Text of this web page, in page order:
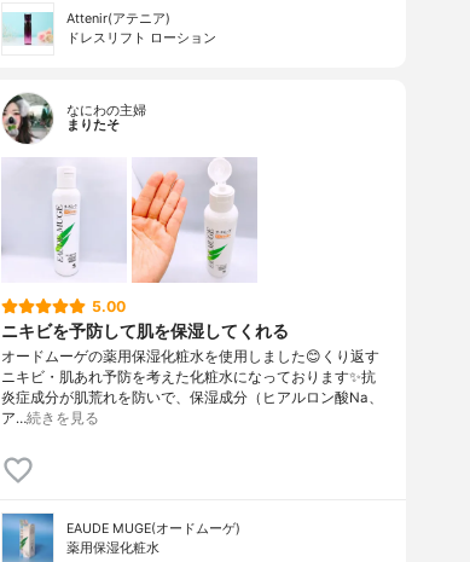
Attenir(アテニア)
ドレスリフト ローション
なにわの主婦
まりたそ
5.00
ニキビを予防して肌を保湿してくれる
オードムーゲの薬用保湿化粧水を使用しました😊くり返す
ニキビ・肌あれ予防を考えた化粧水になっております✨抗
炎症成分が肌荒れを防いで、保湿成分（ヒアルロン酸Na、
ア…続きを見る
EAUDE MUGE(オードムーゲ)
薬用保湿化粧水